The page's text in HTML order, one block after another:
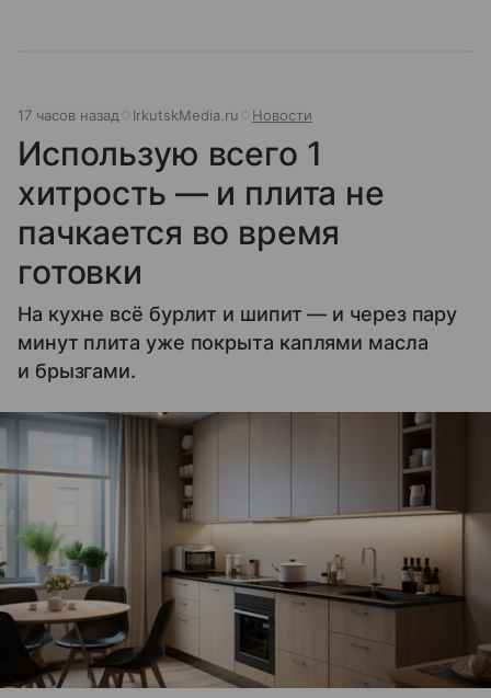
17 часов назад IrkutskMedia.ru Новости
Использую всего 1
хитрость — и плита не
пачкается во время
готовки
На кухне всё бурлит и шипит — и через пару
минут плита уже покрыта каплями масла
и брызгами.